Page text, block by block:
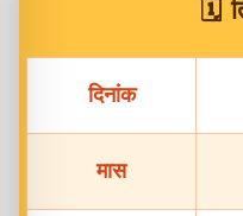
🗓️
दिनांक
मास